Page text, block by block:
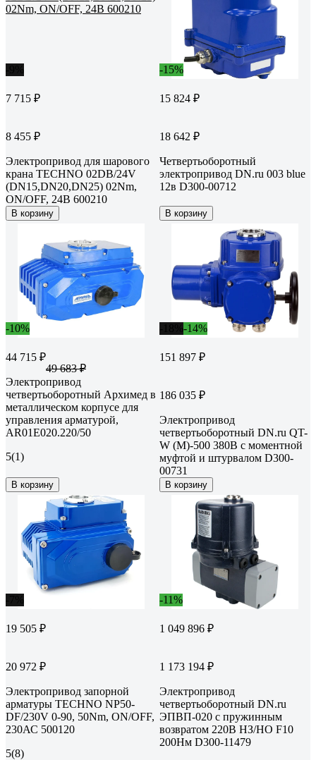
7 715 ₽
8 455 ₽
Электропривод для шарового
крана TECHNO 02DB/24V
(DN15,DN20,DN25) 02Nm,
ON/OFF, 24В 600210
В корзину
-15%
15 824 ₽
18 642 ₽
Четвертьоборотный
электропривод DN.ru 003 blue
12в D300-00712
В корзину
-10%
44 715 ₽
49 683 ₽
Электропривод
четвертьоборотный Архимед в
металлическом корпусе для
управления арматурой,
AR01E020.220/50
5(1)
В корзину
-14%
151 897 ₽
186 035 ₽
Электропривод
четвертьоборотный DN.ru QT-
W (M)-500 380В с моментной
муфтой и штурвалом D300-
00731
В корзину
19 505 ₽
20 972 ₽
Электропривод запорной
арматуры TECHNO NP50-
DF/230V 0-90, 50Nm, ON/OFF,
230АС 500120
5(8)
-11%
1 049 896 ₽
1 173 194 ₽
Электропривод
четвертьоборотный DN.ru
ЭПВП-020 с пружинным
возвратом 220В НЗ/НО F10
200Нм D300-11479